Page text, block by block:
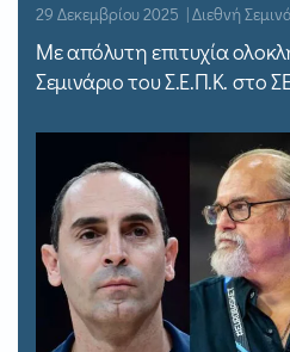
29 Δεκεμβρίου 2025 | Διεθνή
Με απόλυτη επιτυχία
Σεμινάριο του Σ.Ε.Π.Κ. στο